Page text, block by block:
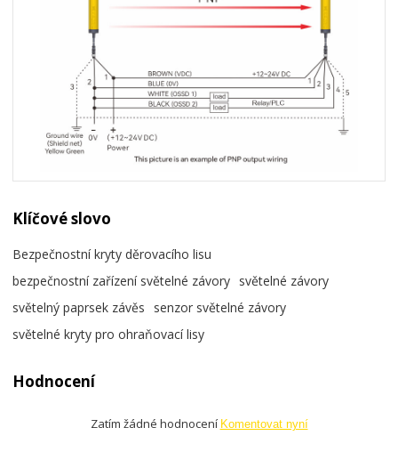
Klíčové slovo
Bezpečnostní kryty děrovacího lisu
bezpečnostní zařízení světelné závory světelné závory
světelný paprsek závěs
senzor světelné závory
světelné kryty pro ohraňovací lisy
Hodnocení
Zatím žádné hodnocení Komentovat nyní